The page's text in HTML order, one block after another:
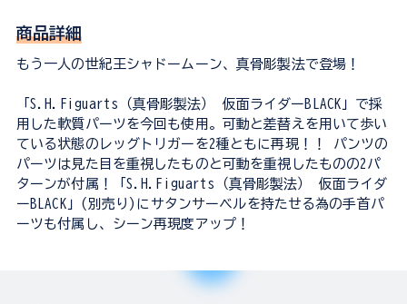
商品詳細
もう一人の世紀王シャドームーン、真骨彫製法で登場！
「S.H.Figuarts（真骨彫製法） 仮面ライダーBLACK」で採
用した軟質パーツを今回も使用。可動と差替えを用いて歩い
ている状態のレッグトリガーを2種ともに再現！！ パンツの
パーツは見た目を重視したものと可動を重視したものの2パ
ターンが付属！「S.H.Figuarts（真骨彫製法） 仮面ライダ
ーBLACK」(別売り)にサタンサーベルを持たせる為の手首パ
ーツも付属し、シーン再現度アップ！